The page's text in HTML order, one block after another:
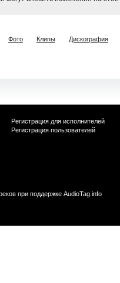
Фото Клипы Дискография
Регистрация для исполнителей
Регистрация пользователей
при поддержке AudioTag.info